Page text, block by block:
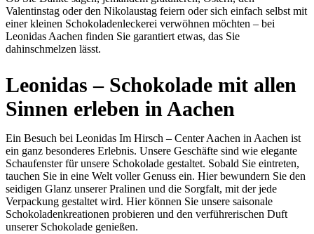
Valentinstag oder den Nikolaustag feiern oder sich einfach selbst mit
einer kleinen Schokoladenleckerei verwöhnen möchten – bei
Leonidas Aachen finden Sie garantiert etwas, das Sie
dahinschmelzen lässt.
Leonidas – Schokolade mit allen
Sinnen erleben in Aachen
Ein Besuch bei Leonidas Im Hirsch – Center Aachen in Aachen ist
ein ganz besonderes Erlebnis. Unsere Geschäfte sind wie elegante
Schaufenster für unsere Schokolade gestaltet. Sobald Sie eintreten,
tauchen Sie in eine Welt voller Genuss ein. Hier bewundern Sie den
seidigen Glanz unserer Pralinen und die Sorgfalt, mit der jede
Verpackung gestaltet wird. Hier können Sie unsere saisonale
Schokoladenkreationen probieren und den verführerischen Duft
unserer Schokolade genießen.